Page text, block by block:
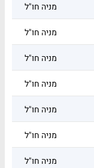
מניה חו"ל
מניה חו"ל
מניה חו"ל
מניה חו"ל
מניה חו"ל
מניה חו"ל
מניה חו"ל